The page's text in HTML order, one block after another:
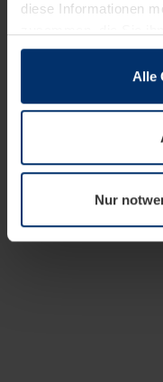
diese Informationen
sie im Rahmen Ihrer
wenn diese für den
notwendig sind. Für
wir Ihre Erlaubnis.
widerrufen.
Alle
Nur